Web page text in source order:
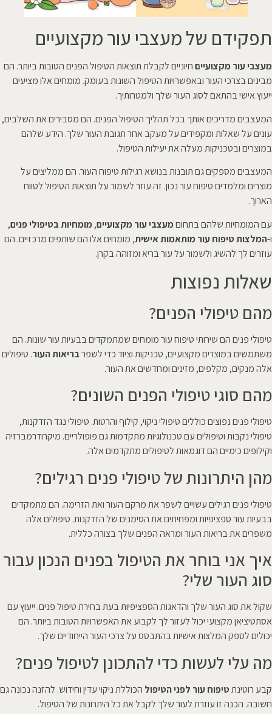
תפקידם של מעצבי עור מקצועיים
מעצבי עור מקצועייםחיוניים לקבלת תוצאות הטיפול הפנים הטובות ביותר. הם
מבינים בצרכי העור ובאפשרויות הטיפול השונות בעומק. מומחים אלו מציעים
ייעוץ אישי בהתאם לסוג העור שלך ולמטרותיך.
המעצבים מדריכים אותך בכל תהליך הטיפול הפנים. הם מסבירים את השלבים,
עונים על שאלות ומקפידים על מעקב אחר תגובת העור שלך. הידע שלהם
במוצרים ובטכניקות מעלה את יעילות הטיפול.
המעצבים מספקים גם תובנות בנושא רגילות טיפוח העור. הם ממליצים על
מוצרים ומלמדים טיפוח עור נכון. זה עוזר לשמור על תוצאות הטיפול לטווח
הארוך.
עם המומחיות שלהם בתחוםמעצבי עור מקצועיים, מומחיות בטיפולי פנים,
ו-המלצות טיפוח עור מותאמות אישית, מומחים אלו הם שותפים מרכזיים. הם
עוזרים לך להשיג ולשמור על עור בריא ומזוהה בקרן.
שאלות נפוצות
מהם טיפולי הפנים?
טיפולי פנים הם שירותי טיפוח עור מומחים שמתמקדים בבעיות עור שונות. הם
משתמשים במוצרים מקצועיים, טכניקות וציוד כדי לשפרבריאות העור. טיפולים
אלה מנקים, מקלפים, מזינים ומחדשים את העור.
מהם סוגי טיפולי הפנים השונים?
טיפולי פנים נפוצים כוללים טיפולי ניקוי, קילוף והרטות. טיפולי נגד הזדקנות,
טיפולי נקבות וטיפולים עם טכנולוגיות מתקדמות גם פופולריים. מיקרודרמברזיה
וקילופים כימיים הם דוגמאות לטיפולים מתקדמים אלה.
מהן היתרונות של טיפולי פנים רגילים?
טיפולי פנים רגילים עשויים לשפר את מרקם העור ואת הזרימה. הם מתמקדים
בבעיות עור ספציפיות ומפחיתים את הסימנים של הזדקנות. טיפולים אלה
משפרים את בריאות העור ומראה הפנים שלך בצורה כללית.
איך אני בוחר את הטיפול בפנים הנכון עבור
סוג העור שלי?
שקול את סוג העור שלך והדאגות הספציפיות בעת בחירת טיפול פנים. ייעוץ עם
אסתטיציאן מקצועי יכול לעזור לך לקבוע את האפשרויות הטובות ביותר. הם
יכולים לספק המלצות אישיות בהתבסס על צרכי העור הייחודיים שלך.
מה עלי לעשות כדי להתכונן לטיפול פנים?
קבע רוטינתטיפוח עור לפני הטיפול הכוללת ניקוי עדין וחידוש. להזנה נכונה גם
חשובה. הכנה זו עוזרת לעור שלך לקבל את כל היתרונות של הטיפול.